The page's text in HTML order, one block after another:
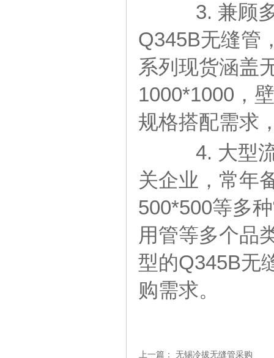
3. 兼顾多
Q345B无缝管
系列现货涵盖
1000*1000，
规格搭配需求
4. 大型流
关企业，常年
500*500等多
用管等多个品
型的Q345B无
购需求。
上一篇： 无锡冷拔无缝管采购